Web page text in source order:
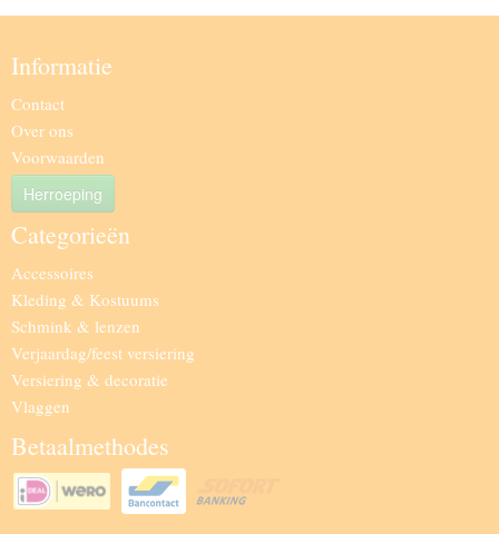
Informatie
Contact
Over ons
Voorwaarden
Herroeping
Categorieën
Accessoires
Kleding & Kostuums
Schmink & lenzen
Verjaardag/feest versiering
Versiering & decoratie
Vlaggen
Betaalmethodes